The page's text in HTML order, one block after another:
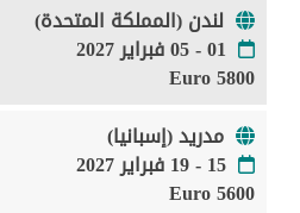
لندن (المملكة المتحدة)
01 - 05 فبراير 2027
5800 Euro
مدريد (إسبانيا)
15 - 19 فبراير 2027
5600 Euro